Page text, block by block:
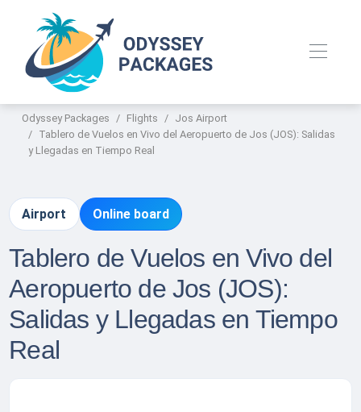
Odyssey Packages Flights
Jos Airport
Tablero de Vuelos en Vivo del Aeropuerto de Jos (JOS): Salidas
y Llegadas en Tiempo Real
Airport Online board
Tablero de Vuelos en Vivo del
Aeropuerto de Jos (JOS):
Salidas y Llegadas en Tiempo
Real